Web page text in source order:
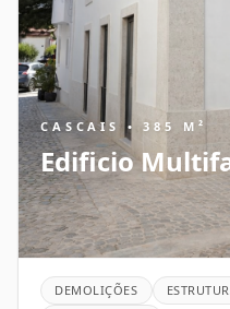
CASCAIS • 385 M²
Edificio
DEMOLIÇÕES